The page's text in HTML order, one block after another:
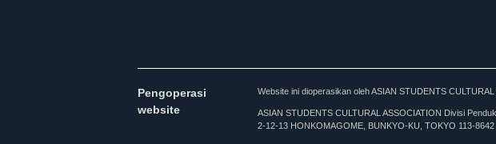
Pengoperasi
website
Website ini dioperasikan oleh ASIAN STUDENTS
ASIAN STUDENTS CULTURAL ASSOCIATION Divisi
2-12-13 HONKOMAGOME, BUNKYO-KU, TOKYO 113-8642